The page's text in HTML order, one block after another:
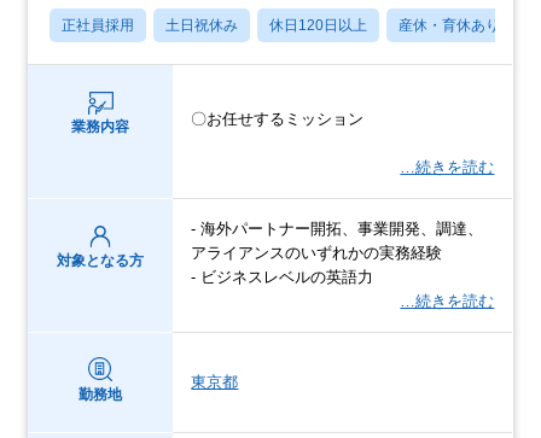
正社員採用 土日祝休み 休日120日以上 産休・育休あり
業務内容 〇お任せするミッション
…続きを読む
対象となる方
- 海外パートナー開拓、事業開発、調達、
アライアンスのいずれかの実務経験
- ビジネスレベルの英語力
…続きを読む
勤務地
東京都